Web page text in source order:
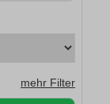
mehr Filter